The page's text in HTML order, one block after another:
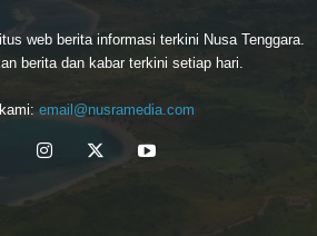
web berita informasi terkini Nusa Tenggara.
berita dan kabar terkini setiap hari.
email@nusramedia.com